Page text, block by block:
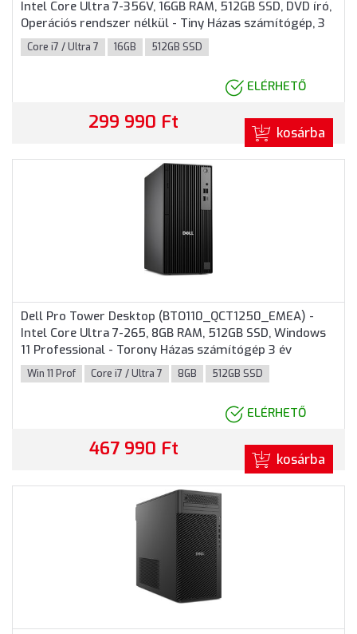
Intel Core Ultra 7-356V, 16GB RAM, 512GB SSD, DVD író,
Operációs rendszer nélkül - Tiny Házas számítógép, 3
év helyszíni garancia
Core i7 / Ultra 7 16GB 512GB SSD
ELÉRHETŐ
299 990 Ft kosárba
Dell Pro Tower Desktop (BTO110_QCT1250_EMEA) -
Intel Core Ultra 7-265, 8GB RAM, 512GB SSD, Windows
11 Professional - Torony Házas számítógép 3 év
garanciával
Win 11 Prof Core i7 / Ultra 7 8GB 512GB SSD
ELÉRHETŐ
467 990 Ft kosárba